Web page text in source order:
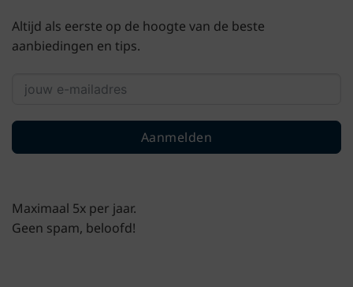
Altijd als eerste op de hoogte van de beste
aanbiedingen en tips.
Aanmelden
Maximaal 5x per jaar.
Geen spam, beloofd!